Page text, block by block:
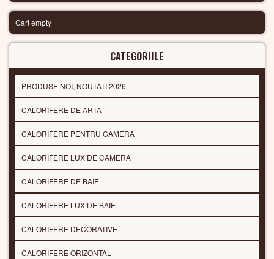
Cart empty
CATEGORIILE
PRODUSE NOI, NOUTATI 2026
CALORIFERE DE ARTA
CALORIFERE PENTRU CAMERA
CALORIFERE LUX DE CAMERA
CALORIFERE DE BAIE
CALORIFERE LUX DE BAIE
CALORIFERE DECORATIVE
CALORIFERE ORIZONTAL